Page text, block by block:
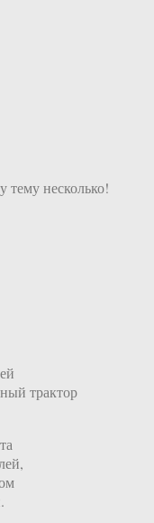
тему несколько!
трактор